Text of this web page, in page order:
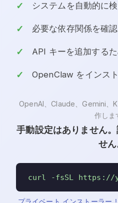
システムを自動的に
必要な依存関係を確
API キーを追加する
OpenClaw をインス
OpenAI、Claude、Gemini、
作しま
手動設定はありません
せん
curl -fsSL https://